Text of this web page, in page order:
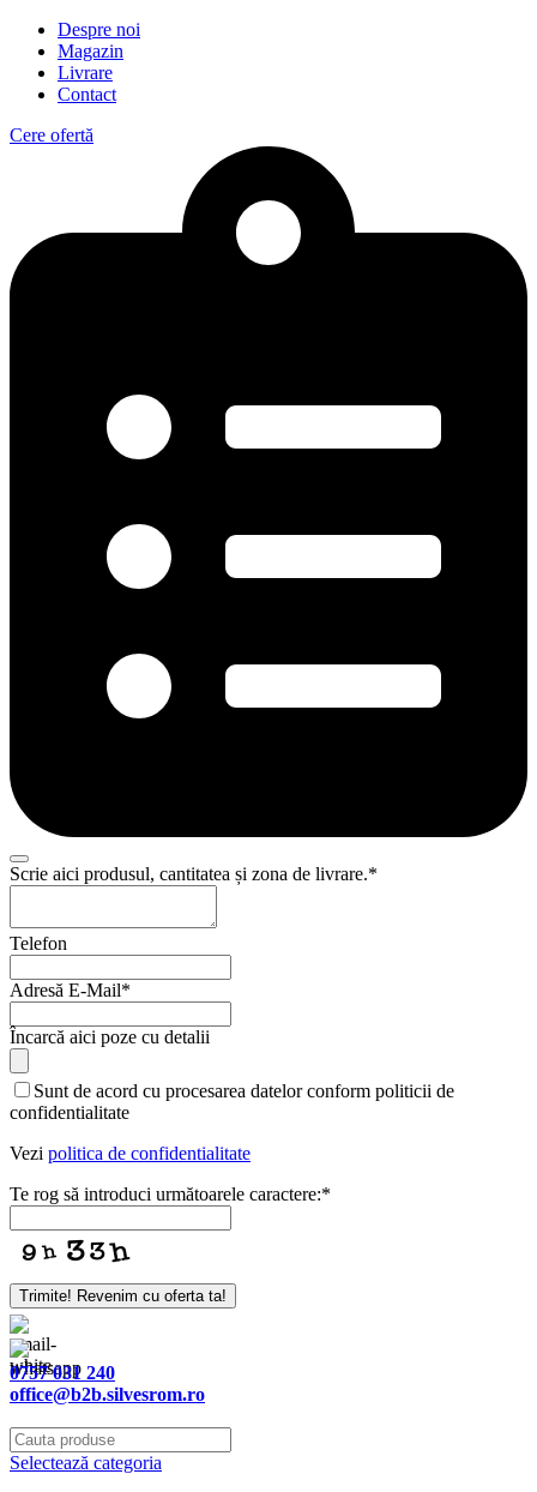
Despre noi
Magazin
Livrare
Contact
Cere ofertă
Scrie aici produsul, cantitatea și zona de livrare.*
Telefon
Adresă E-Mail*
Încarcă aici poze cu detalii
Email*
Sunt de acord cu procesarea datelor conform politicii de
confidentialitate
Vezi politica de confidentialitate
Te rog să introduci următoarele caractere:*
Trimite! Revenim cu oferta ta!
0757 031 240
office@b2b.silvesrom.ro
Selectează categoria